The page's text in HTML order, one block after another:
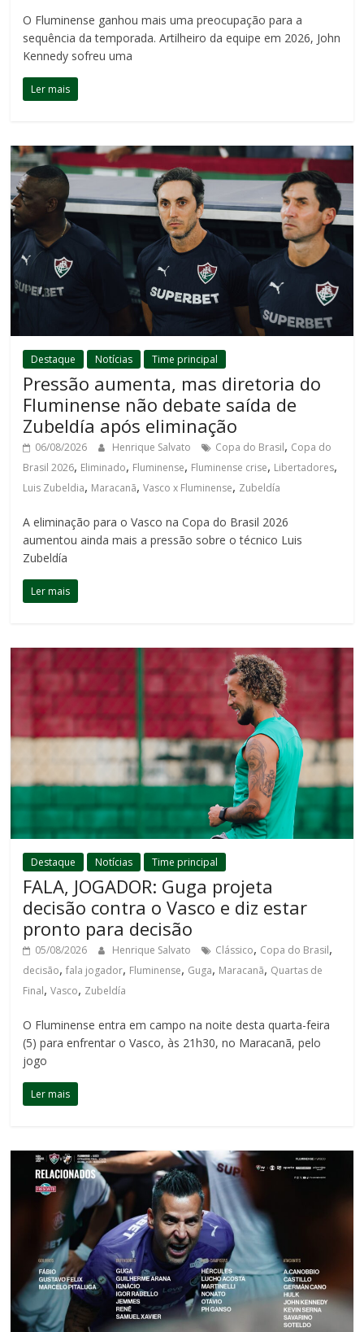
O Fluminense ganhou mais uma preocupação para a
sequência da temporada. Artilheiro da equipe em 2026, John
Kennedy sofreu uma
Ler mais
Destaque Notícias Time principal
Pressão aumenta, mas diretoria do
Fluminense não debate saída de
Zubeldía após eliminação
06/08/2026 Henrique Salvato Copa do Brasil, Copa do
Brasil 2026, Eliminado, Fluminense, Fluminense crise, Libertadores,
Luis Zubeldia, Maracanã,Vasco x Fluminense, Zubeldía
A eliminação para o Vasco na Copa do Brasil 2026
aumentou ainda mais a pressão sobre o técnico Luis
Zubeldía
Ler mais
Destaque Notícias Time principal
FALA, JOGADOR: Guga projeta
decisão contra o Vasco e diz estar
pronto para decisão
05/08/2026 Henrique Salvato Clássico, Copa do Brasil,
decisão,fala jogador, Fluminense, Guga, Maracanã, Quartas de
Final,Vasco, Zubeldía
O Fluminense entra em campo na noite desta quarta-feira
(5) para enfrentar o Vasco, às 21h30, no Maracanã, pelo
jogo
Ler mais